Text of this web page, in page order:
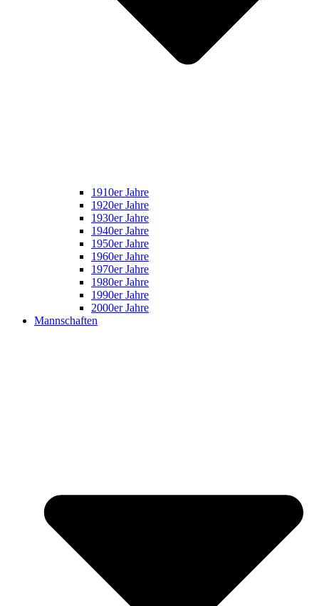
1910er Jahre
1920er Jahre
1930er Jahre
1940er Jahre
1950er Jahre
1960er Jahre
1970er Jahre
1980er Jahre
1990er Jahre
2000er Jahre
Mannschaften